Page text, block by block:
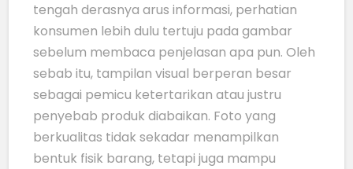
tengah derasnya arus informasi, perhatian
konsumen lebih dulu tertuju pada gambar
sebelum membaca penjelasan apa pun. Oleh
sebab itu, tampilan visual berperan besar
sebagai pemicu ketertarikan atau justru
penyebab produk diabaikan. Foto yang
berkualitas tidak sekadar menampilkan
bentuk fisik barang, tetapi juga mampu